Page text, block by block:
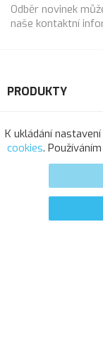
Odběr novinek
naše kontaktní
PRODUKTY
NAŠE
VÁŠ ÚČET
INFORMACE O
K ukládání
cookies.
© 2025 -